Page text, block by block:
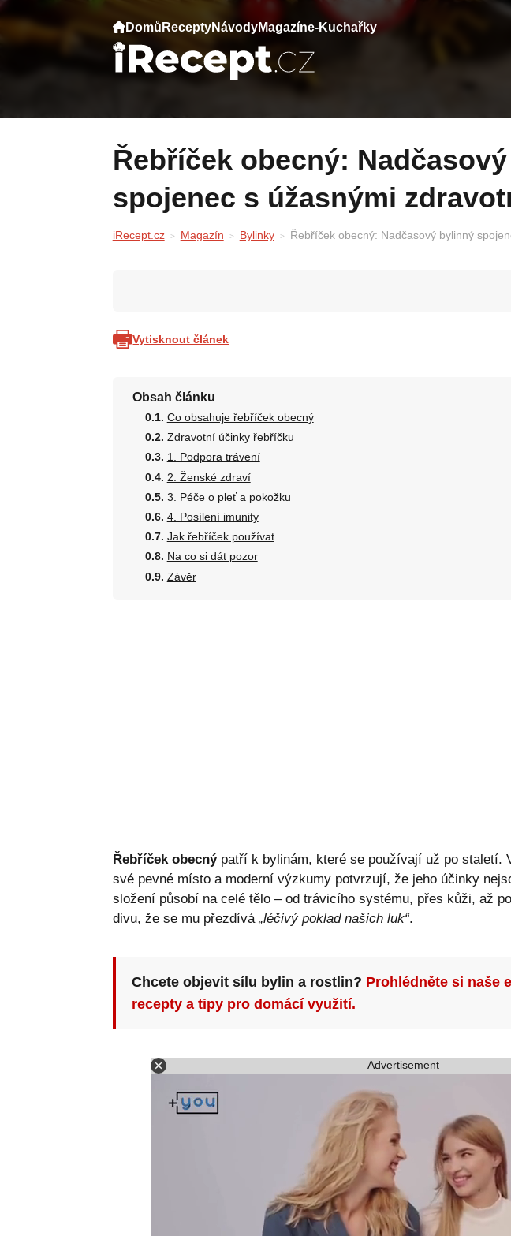
Domů ReceptyNávodyMagazíne-Kuchařky
Řebříček obecný: Nadčasový bylinný
spojenec s úžasnými
iRecept.cz Magazín Bylinky Řebříček obecný: Nadčasový bylinný
Vytisknout článek
Obsah článku
Co obsahuje řebříček obecný
Zdravotní účinky řebříčku
1. Podpora trávení
2. Ženské zdraví
3. Péče o pleť a pokožku
4. Posílení imunity
Jak řebříček používat
Na co si dát pozor
Závěr
Řebříček obecnýpatří k bylinám, které se používají už po staletí.
své pevné místo a moderní výzkumy potvrzují, že jeho účinky
složení působí na celé tělo – od trávicího systému, přes kůži, až
divu, že se mu přezdívá „léčivý poklad našich luk“.
Chcete objevit sílu bylin a rostlin? Prohlédněte si naše
recepty a tipy pro domácí využití.
Advertisement